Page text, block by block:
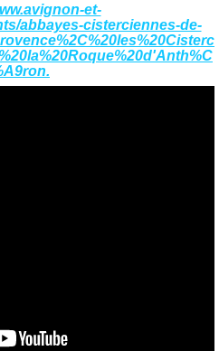
et-
abbayes-cisterciennes-de-